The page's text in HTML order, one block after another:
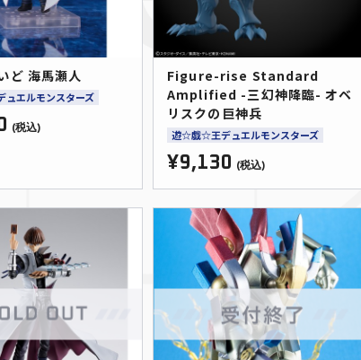
ど 海馬瀬人
エルモンスターズ
(税込)
Figure-rise Standard
Amplified -三幻神降臨- オベ
リスクの巨神兵
遊☆戯☆王デュエルモンスターズ
¥9,130 (税込)